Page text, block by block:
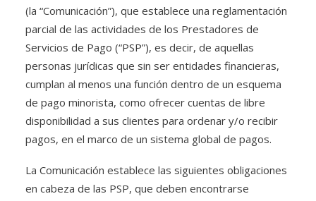
(la “Comunicación”), que establece una reglamentación
parcial de las actividades de los Prestadores de
Servicios de Pago (“PSP”), es decir, de aquellas
personas jurídicas que sin ser entidades financieras,
cumplan al menos una función dentro de un esquema
de pago minorista, como ofrecer cuentas de libre
disponibilidad a sus clientes para ordenar y/o recibir
pagos, en el marco de un sistema global de pagos.
La Comunicación establece las siguientes obligaciones
en cabeza de las PSP, que deben encontrarse